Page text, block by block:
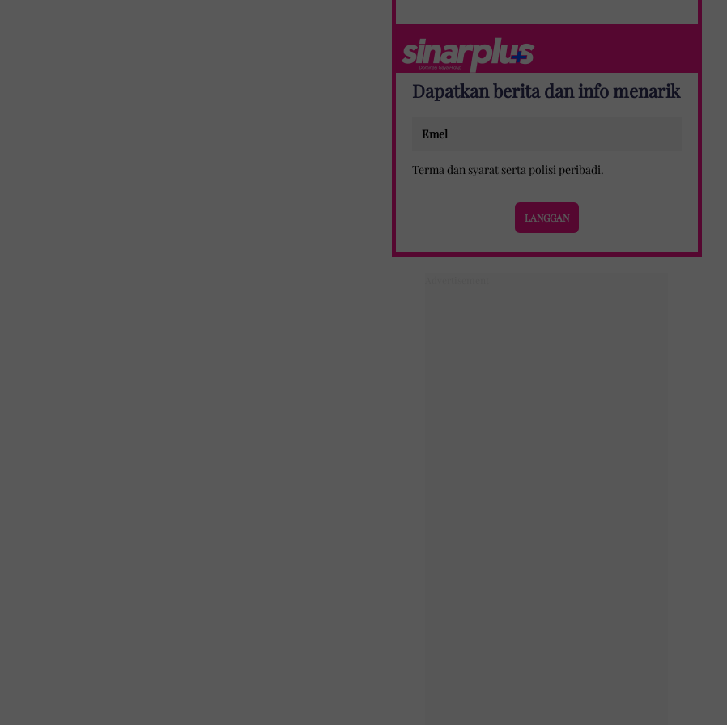
Dapatkan berita dan info menarik
Terma dan syaratserta polisi peribadi.